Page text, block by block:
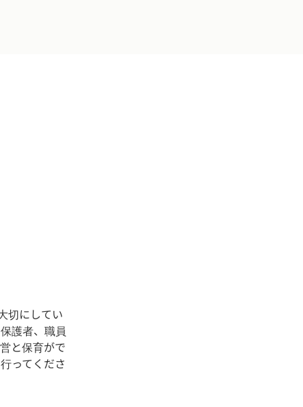
切にしてい
護者、職員
と保育がで
ってくださ